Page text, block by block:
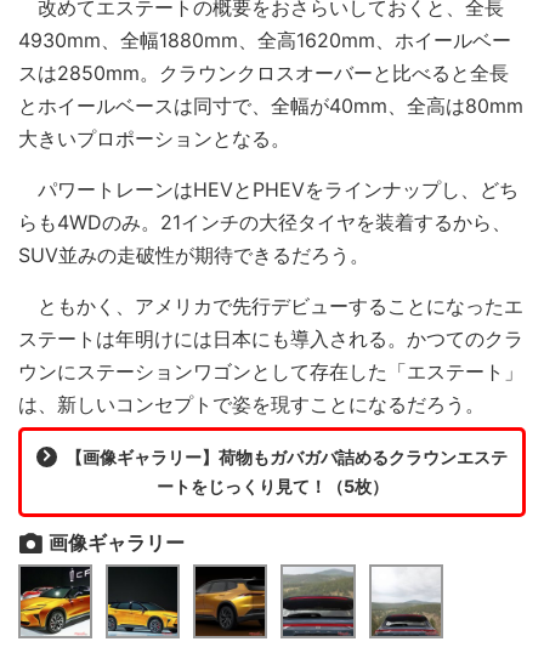
改めてエステートの概要をおさらいしておくと、全長
4930mm、全幅1880mm、全高1620mm、ホイールベー
スは2850mm。クラウンクロスオーバーと比べると全長
とホイールベースは同寸で、全幅が40mm、全高は80mm
大きいプロポーションとなる。
パワートレーンはHEVとPHEVをラインナップし、どち
らも4WDのみ。21インチの大径タイヤを装着するから、
SUV並みの走破性が期待できるだろう。
ともかく、アメリカで先行デビューすることになったエ
ステートは年明けには日本にも導入される。かつてのクラ
ウンにステーションワゴンとして存在した「エステート」
は、新しいコンセプトで姿を現すことになるだろう。
【画像ギャラリー】荷物もガバガバ詰めるクラウンエステ
ートをじっくり見て！（5枚）
画像ギャラリー